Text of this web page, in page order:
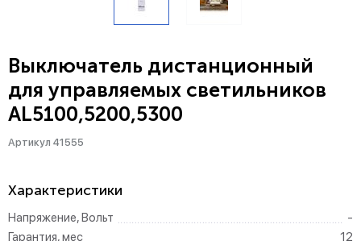
Выключатель дистанционный
для управляемых светильников
AL5100,5200,5300
Артикул 41555
Характеристики
Напряжение, Вольт
-
Гарантия, мес
12